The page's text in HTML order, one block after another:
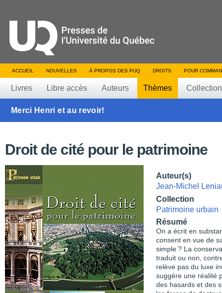
ACCUEIL NOUVELLES À PROPOS DES PUQ DROITS POUR
Livres Libre accès Auteurs Thèmes
Merci Henri et au revoir!
Droit de cité pour le patrimoine
Auteur(s)
Jean-Michel
Collection
Patrimoine urbain
Résumé
On a écrit en
consent en vue de
simple ? La
traduit ou non,
relève pas du luxe
suggère une réalité
des hasards et des